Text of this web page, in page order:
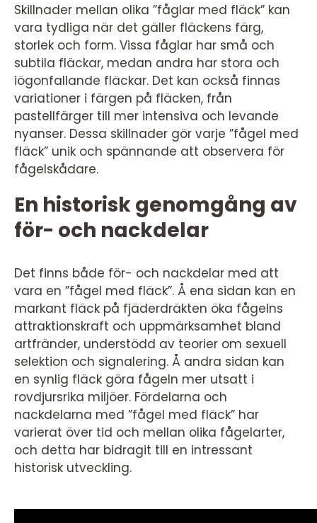
Skillnader mellan olika ”fåglar med fläck” kan
vara tydliga när det gäller fläckens färg,
storlek och form. Vissa fåglar har små och
subtila fläckar, medan andra har stora och
iögonfallande fläckar. Det kan också finnas
variationer i färgen på fläcken, från
pastellfärger till mer intensiva och levande
nyanser. Dessa skillnader gör varje ”fågel med
fläck” unik och spännande att observera för
fågelskådare.
En historisk genomgång av
för- och nackdelar
Det finns både för- och nackdelar med att
vara en ”fågel med fläck”. Å ena sidan kan en
markant fläck på fjäderdräkten öka fågelns
attraktionskraft och uppmärksamhet bland
artfränder, understödd av teorier om sexuell
selektion och signalering. Å andra sidan kan
en synlig fläck göra fågeln mer utsatt i
rovdjursrika miljöer. Fördelarna och
nackdelarna med ”fågel med fläck” har
varierat över tid och mellan olika fågelarter,
och detta har bidragit till en intressant
historisk utveckling.